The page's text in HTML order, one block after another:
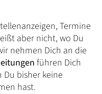
Termine
aber nicht, wo Du
nehmen Dich an die
führen Dich
Du bisher keine
hast.